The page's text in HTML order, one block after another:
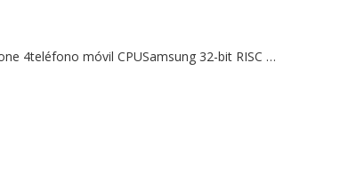
4teléfono móvil CPUSamsung 32-bit RISC …